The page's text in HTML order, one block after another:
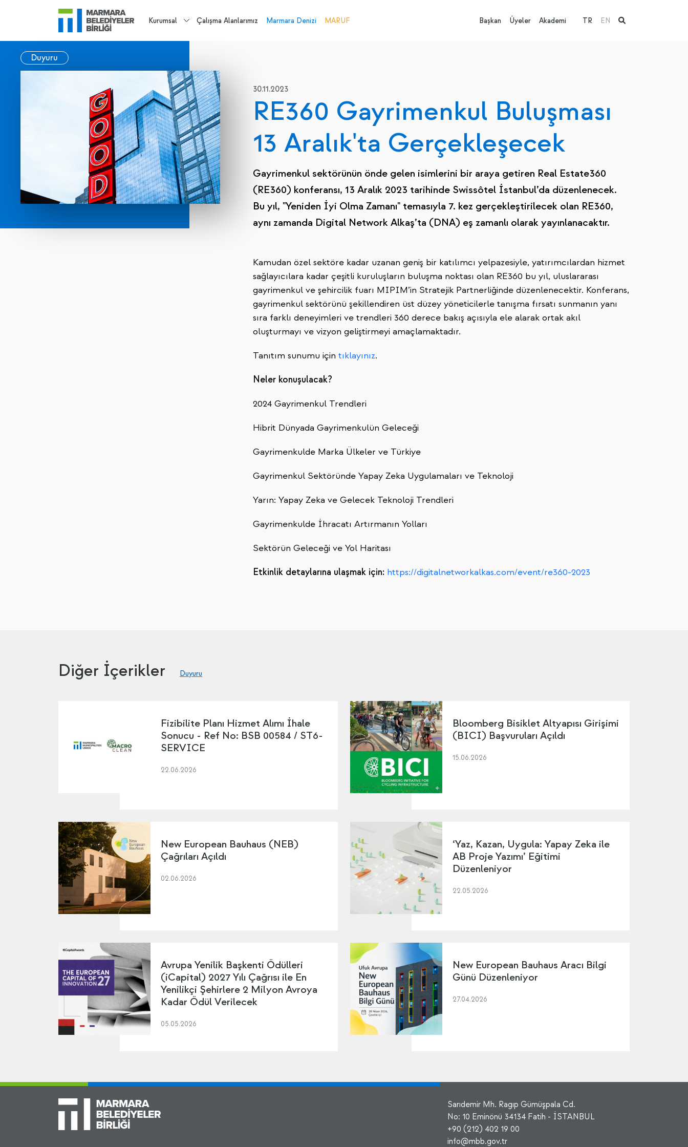
Kurumsal Çalışma Alanlarımız Marmara Denizi MARUF Başkan Üyeler Akademi TR EN
Duyuru
30.11.2023
RE360 Gayrimenkul Buluşması
13 Aralık'ta Gerçekleşecek
Gayrimenkul sektörünün önde gelen isimlerini bir araya getiren Real Estate360
(RE360) konferansı, 13 Aralık 2023 tarihinde Swissôtel İstanbul’da düzenlenecek.
Bu yıl, "Yeniden İyi Olma Zamanı" temasıyla 7. kez gerçekleştirilecek olan RE360,
aynı zamanda Digital Network Alkaş’ta (DNA) eş zamanlı olarak yayınlanacaktır.
Kamudan özel sektöre kadar uzanan geniş bir katılımcı yelpazesiyle, yatırımcılardan hizmet
sağlayıcılara kadar çeşitli kuruluşların buluşma noktası olan RE360 bu yıl, uluslararası
gayrimenkul ve şehircilik fuarı MIPIM’in Stratejik Partnerliğinde düzenlenecektir. Konferans,
gayrimenkul sektörünü şekillendiren üst düzey yöneticilerle tanışma fırsatı sunmanın yanı
sıra farklı deneyimleri ve trendleri 360 derece bakış açısıyla ele alarak ortak akıl
oluşturmayı ve vizyon geliştirmeyi amaçlamaktadır.
Tanıtım sunumu için tıklayınız.
Neler konuşulacak?
2024 Gayrimenkul Trendleri
Hibrit Dünyada Gayrimenkulün Geleceği
Gayrimenkulde Marka Ülkeler ve Türkiye
Gayrimenkul Sektöründe Yapay Zeka Uygulamaları ve Teknoloji
Yarın: Yapay Zeka ve Gelecek Teknoloji Trendleri
Gayrimenkulde İhracatı Artırmanın Yolları
Sektörün Geleceği ve Yol Haritası
Etkinlik detaylarına ulaşmak için: https://digitalnetworkalkas.com/event/re360-2023
Diğer İçerikler Duyuru
Fizibilite Planı Hizmet Alımı İhale
Sonucu - Ref No: BSB 00584 / ST6-
SERVICE
22.06.2026
Bloomberg Bisiklet Altyapısı Girişimi
(BICI) Başvuruları Açıldı
15.06.2026
New European Bauhaus (NEB)
Çağrıları Açıldı
02.06.2026
‘Yaz, Kazan, Uygula: Yapay Zeka ile
AB Proje Yazımı’ Eğitimi
Düzenleniyor
22.05.2026
Avrupa Yenilik Başkenti Ödülleri
(iCapital) 2027 Yılı Çağrısı ile En
Yenilikçi Şehirlere 2 Milyon Avroya
Kadar Ödül Verilecek
05.05.2026
New European Bauhaus Aracı Bilgi
Günü Düzenleniyor
27.04.2026
Sarıdemir Mh. Ragıp Gümüşpala Cd.
No: 10 Eminönü 34134 Fatih - İSTANBUL
+90 (212) 402 19 00
info@mbb.gov.tr